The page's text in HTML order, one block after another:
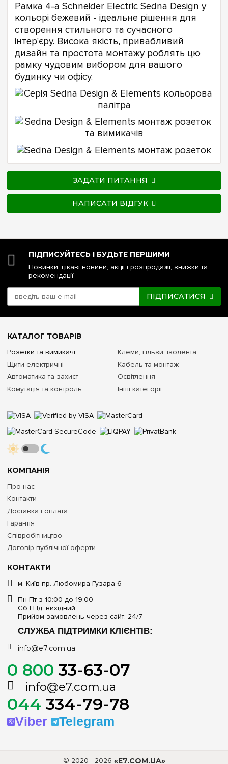
Рамка 4-а Schneider Electric Sedna Design у
кольорі бежевий - ідеальне рішення для
створення стильного та сучасного
інтер'єру. Висока якість, привабливий
дизайн та простота монтажу роблять цю
рамку чудовим вибором для вашого
будинку чи офісу.
ЗАДАТИ ПИТАННЯ
НАПИСАТИ ВІДГУК
ПІДПИСУЙТЕСЬ І БУДЬТЕ ПЕРШИМИ
Новинки, цікаві новини, акції і розпродажі, знижки та
рекомендації
ПІДПИСАТИСЯ
КОНТАКТИ
м. Київ пр. Любомира Гузара 6
Пн-Пт з 10:00 до 19:00
Сб | Нд: вихідний
Прийом замовлень через сайт: 24/7
СЛУЖБА ПІДТРИМКИ КЛІЄНТІВ:
info@e7.com.ua
0 800 33-63-07
info@e7.com.ua
044 334-79-78
Viber Telegram
КОМПАНІЯ
Про нас
Контакти
Доставка і оплата
Гарантія
Співробітництво
Договір публічної оферти
КАТАЛОГ ТОВАРІВ
Розетки та вимикачі
Щити електричні
Автоматика та захист
Комутація та контроль
Клеми, гільзи, ізолента
Кабель та монтаж
Освітлення
Інші категорії
© 2020—2026 «E7.COM.UA»